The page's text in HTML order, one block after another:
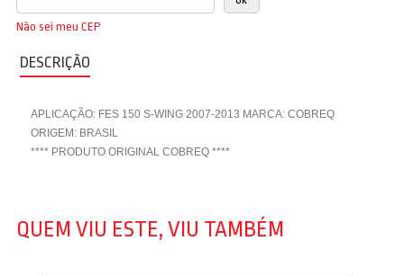
Não sei meu CEP
DESCRIÇÃO
APLICAÇÃO: FES 150 S-WING 2007-2013 MARCA: COBREQ
ORIGEM: BRASIL
**** PRODUTO ORIGINAL COBREQ ****
QUEM VIU ESTE, VIU TAMBÉM